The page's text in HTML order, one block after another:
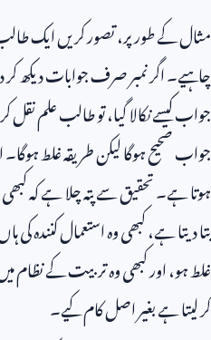
مثال کے طور پر، تصور کریں ایک
چاہیے۔ اگر نمبر صرف جوابات دیکھ کر
جواب کیسے نکالا گیا، تو طالب علم
جواب صحیح ہوگا لیکن طریقہ غلط
ہوتا ہے۔ تحقیق سے پتہ چلا ہے کہ
بتا دیتا ہے، کبھی وہ استعمال کنندہ کی
غلط ہو، اور کبھی وہ تربیت کے نظام
کر لیتا ہے بغیر اصل کام کیے۔